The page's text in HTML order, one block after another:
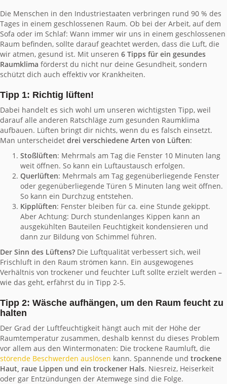
Die Menschen in den Industriestaaten verbringen rund 90 % des
Tages in einem geschlossenen Raum. Ob bei der Arbeit, auf dem
Sofa oder im Schlaf: Wann immer wir uns in einem geschlossenen
Raum befinden, sollte darauf geachtet werden, dass die Luft, die
wir atmen, gesund ist. Mit unseren 6 Tipps für ein gesundes
Raumklima förderst du nicht nur deine Gesundheit, sondern
schützt dich auch effektiv vor Krankheiten.
Tipp 1: Richtig lüften!
Dabei handelt es sich wohl um unseren wichtigsten Tipp, weil
darauf alle anderen Ratschläge zum gesunden Raumklima
aufbauen. Lüften bringt dir nichts, wenn du es falsch einsetzt.
Man unterscheidet drei verschiedene Arten von Lüften:
Stoßlüften: Mehrmals am Tag die Fenster 10 Minuten lang
weit öffnen. So kann ein Luftaustausch erfolgen.
Querlüften: Mehrmals am Tag gegenüberliegende Fenster
oder gegenüberliegende Türen 5 Minuten lang weit öffnen.
So kann ein Durchzug entstehen.
Kipplüften: Fenster bleiben für ca. eine Stunde gekippt.
Aber Achtung: Durch stundenlanges Kippen kann an
ausgekühlten Bauteilen Feuchtigkeit kondensieren und
dann zur Bildung von Schimmel führen.
Der Sinn des Lüftens? Die Luftqualität verbessert sich, weil
Frischluft in den Raum strömen kann. Ein ausgewogenes
Verhältnis von trockener und feuchter Luft sollte erzielt werden –
wie das geht, erfährst du in Tipp 2-5.
Tipp 2: Wäsche aufhängen, um den Raum feucht zu
halten
Der Grad der Luftfeuchtigkeit hängt auch mit der Höhe der
Raumtemperatur zusammen, deshalb kennst du dieses Problem
vor allem aus den Wintermonaten: Die trockene Raumluft, die
störende Beschwerden auslösen kann. Spannende und trockene
Haut, raue Lippen und ein trockener Hals. Niesreiz, Heiserkeit
oder gar Entzündungen der Atemwege sind die Folge.